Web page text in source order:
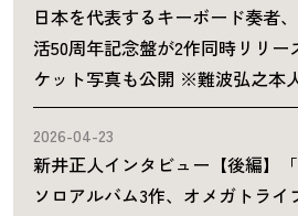
日本を代表するキーボード奏者
活50周年記念盤が2作同時リリー
ケット写真も公開 ※難波弘之本
2026-04-23
新井正人インタビュー【後編】
ソロアルバム3作、オメガトラ